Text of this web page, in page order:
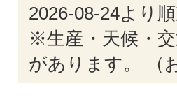
2026-08-24より
※生産・天候・
があります。 （